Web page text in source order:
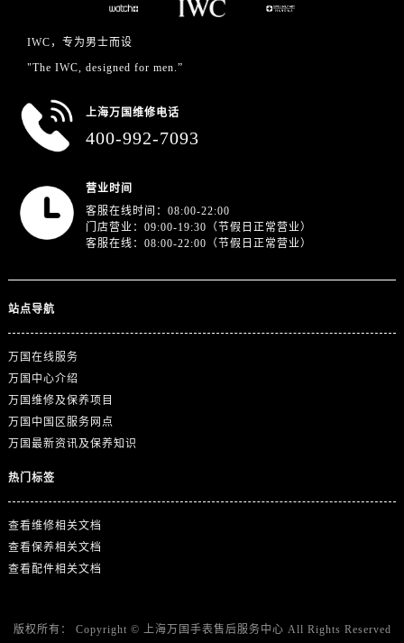
IWC，专为男士而设
"The IWC, designed for men.”
上海万国维修电话
400-992-7093
营业时间
客服在线时间：08:00-22:00
门店营业：09:00-19:30（节假日正常营业）
客服在线：08:00-22:00（节假日正常营业）
站点导航
万国在线服务
万国中心介绍
万国维修及保养项目
万国中国区服务网点
万国最新资讯及保养知识
热门标签
查看维修相关文档
查看保养相关文档
查看配件相关文档
版权所有： Copyright © 上海万国手表售后服务中心 All Rights Reserved